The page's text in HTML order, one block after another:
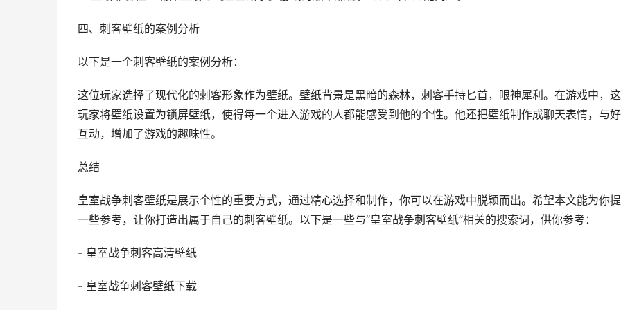
四、刺客壁纸的案例分析
以下是一个刺客壁纸的案例分析：
这位玩家选择了现代化的刺客形象作为壁纸。壁纸背景是黑暗的森林，刺客手持匕首，眼神犀利。在游戏中，
玩家将壁纸设置为锁屏壁纸，使得每一个进入游戏的人都能感受到他的个性。他还把壁纸制作成聊天表情，与
互动，增加了游戏的趣味性。
总结
皇室战争刺客壁纸是展示个性的重要方式，通过精心选择和制作，你可以在游戏中脱颖而出。希望本文能为你
一些参考，让你打造出属于自己的刺客壁纸。以下是一些与“皇室战争刺客壁纸”相关的搜索词，供你参考：
- 皇室战争刺客高清壁纸
- 皇室战争刺客壁纸下载